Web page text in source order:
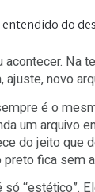
viu
ajuste,